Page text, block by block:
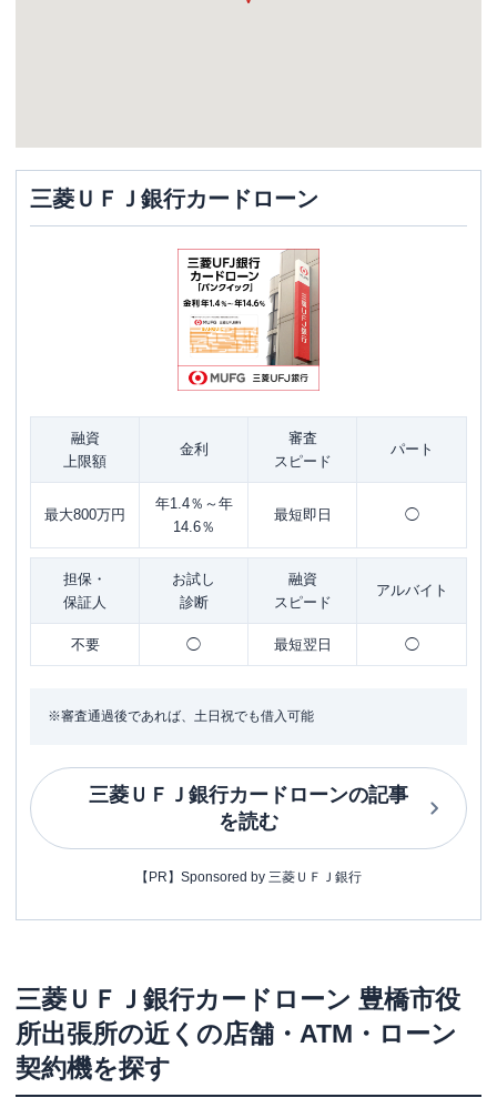
三菱ＵＦＪ銀行カードローン
融資
上限額
金利
審査
スピード
パート
最大800万円
年1.4％～年
14.6％
最短即日 ◯
担保・
保証人
お試し
診断
融資
スピード
アルバイト
不要 ◯ 最短翌日 ◯
※審査通過後であれば、土日祝でも借入可能
三菱ＵＦＪ銀行カードローンの記事
を読む
【PR】Sponsored by 三菱ＵＦＪ銀行
三菱ＵＦＪ銀行カードローン 豊橋市役
所出張所の近くの店舗・ATM・ローン
契約機を探す